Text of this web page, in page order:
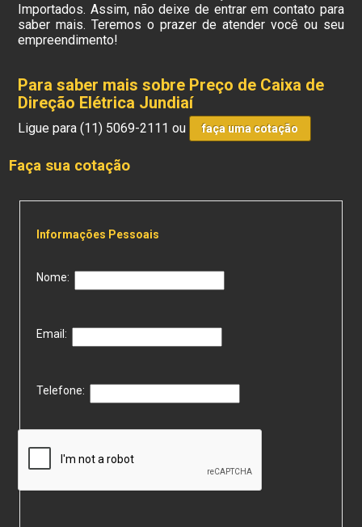
Importados. Assim, não deixe de entrar em contato para
saber mais. Teremos o prazer de atender você ou seu
empreendimento!
Para saber mais sobre Preço de Caixa de
Direção Elétrica Jundiaí
Ligue para(11) 5069-2111 ou faça uma cotação
Faça sua cotação
Informações Pessoais
Nome:
Email:
Telefone: